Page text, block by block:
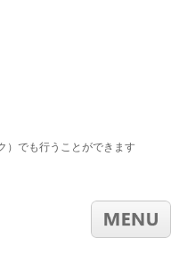
）でも行うことができます